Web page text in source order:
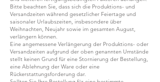
Bitte beachten Sie, dass sich die Produktions- und
Versandzeiten während gesetzlicher Feiertage und
saisonaler Urlaubszeiten, insbesondere über
Weihnachten, Neujahr sowie im gesamten August,
verlängern können.
Eine angemessene Verlängerung der Produktions- oder
Versandzeiten aufgrund der oben genannten Umstände
stellt keinen Grund für eine Stornierung der Bestellung,
eine Ablehnung der Ware oder eine
Rückerstattungsforderung dar.